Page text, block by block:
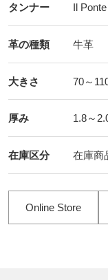
タンナー Il
革の種類 牛革
大きさ 70～
厚み 1.8～
在庫区分 在庫商
Online Store